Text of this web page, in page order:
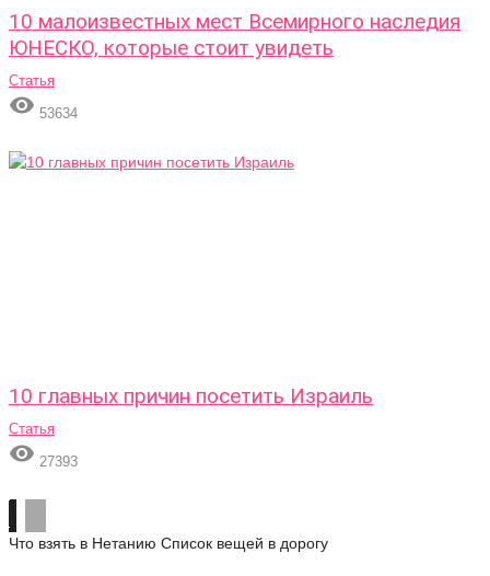
10 малоизвестных мест Всемирного наследия
ЮНЕСКО, которые стоит увидеть
Статья
 53634
10 главных причин посетить Израиль
Статья
 27393
Что взять в Нетанию Список вещей в дорогу